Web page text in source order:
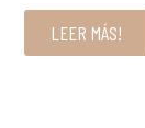
LEER MÁS!